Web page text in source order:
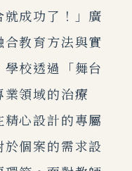
成功了！」廣
教育方法與實
校透過「舞台
業領域的治療
心設計的專屬
個案的需求設